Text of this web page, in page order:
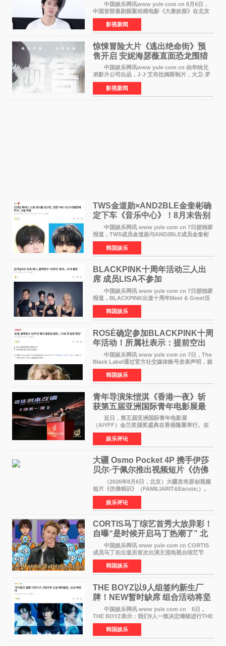
中国娱乐网讯www yule com cn 8月6日，
中国首部喜剧探案动画电影《大唐妖探》在北京
举办电影首映礼。导演程腾、联合导演黄珉、总
制片人曹紫建、制片人李莹莹，配音导演张喆，
对白指导程寅，领
影视新闻
惊悚冒险大片《逃出绝命街》预
售开启 安妮海瑟薇直面恐龙围猎
中国娱乐网讯www yule com cn 由华纳兄
弟影片公司出品，J·J·艾布拉姆斯制片，大卫·罗
伯特·米切尔执导，好莱坞巨星安妮·海瑟薇和伊万
·麦克格雷格领衔主演的2026暑期惊悚冒险大片
《逃出绝
影视新闻
TWS金道勋×AND2BLE金奎彬确
定下车《音乐中心》！8月末告别
MC席位
中国娱乐网讯 www yule com cn 7日据独家
报道，TWS成员金道勋与AND2BLE成员金奎彬
将于8月离开《音乐中心》MC的位置。 金道
勋与金奎彬于去年3月与H2H A-NA一起被选为
《音乐中心》MC，约1
韩国娱乐
BLACKPINK十周年活动三人出
席 成员LISA不参加
中国娱乐网讯 www yule com cn 7日据独家
报道，BLACKPINK出道十周年Meet & Greet活
动将由智秀、ROS&Eacute;、JENNIE出席，
LISA将缺席。 此前BLACKPINK所属社YG并
未为组合出道十周年做
韩国娱乐
ROSÉ确定参加BLACKPINK十周
年活动！所属社表示：提前空出
了时间
中国娱乐网讯 www yule com cn 7日，The
Black Label通过官方社交媒体账号发表声明，就
近期网络上关于ROS&Eacute;个人行程及是否参
加BLACKPINK出道纪念活动的种种猜测作出正
式回应。 Th
韩国娱乐
青年导演朱愷淇《香港一夜》斩
获第五届亚洲国际青年电影展最
佳剧本改编奖
近日，第五届亚洲国际青年电影展
（AIYFF）金兰奖颁奖盛典在香港隆重举行。在
这场汇聚数百位海内外电影人、文化界人士及媒
体代表的亚洲青年影视盛会上，香港本土电影
《香港一夜》（Dawn in Ho
娱乐评论
大疆 Osmo Pocket 4P 携手伊莎
贝尔·于佩尔推出视频短片《仿佛
相识》
（2026年8月6日，北京）大疆发布原创视频
短片《仿佛相识》（FAMILIARIT&Eacute;）。
视频短片由戛纳国际电影节最佳女演员伊莎贝尔·
于佩尔（Isabelle Huppert）主演，全程使用大
疆首款双主摄口
娱乐评论
CORTIS马丁综艺首秀大放异彩！
自曝“是时候开启马丁热潮了” 北
美巡演火热进行中
中国娱乐网讯 www yule com cn CORTIS
成员马丁在出道后首次出演主流电视台综艺节
目，展现了多才多艺的魅力。 马丁出演了5日
播出的MBC《Radio Star》Fashion与Passion
之间，I&lsquo;m
韩国娱乐
THE BOYZ以9人组签约新生厂
牌！NEW暂时缺席 组合活动将坚
定不移继续
中国娱乐网讯 www yule com cn 6日，
THE BOYZ表示：我们9人一致决定继续进行THE
BOYZ组合活动，并且已经完成了组合团体活动
签约。目前正在新生厂牌下进行活动准备。尚未
离开THE BOYZ原所
韩国娱乐